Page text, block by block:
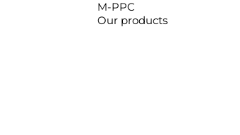
M-PPC
Our products